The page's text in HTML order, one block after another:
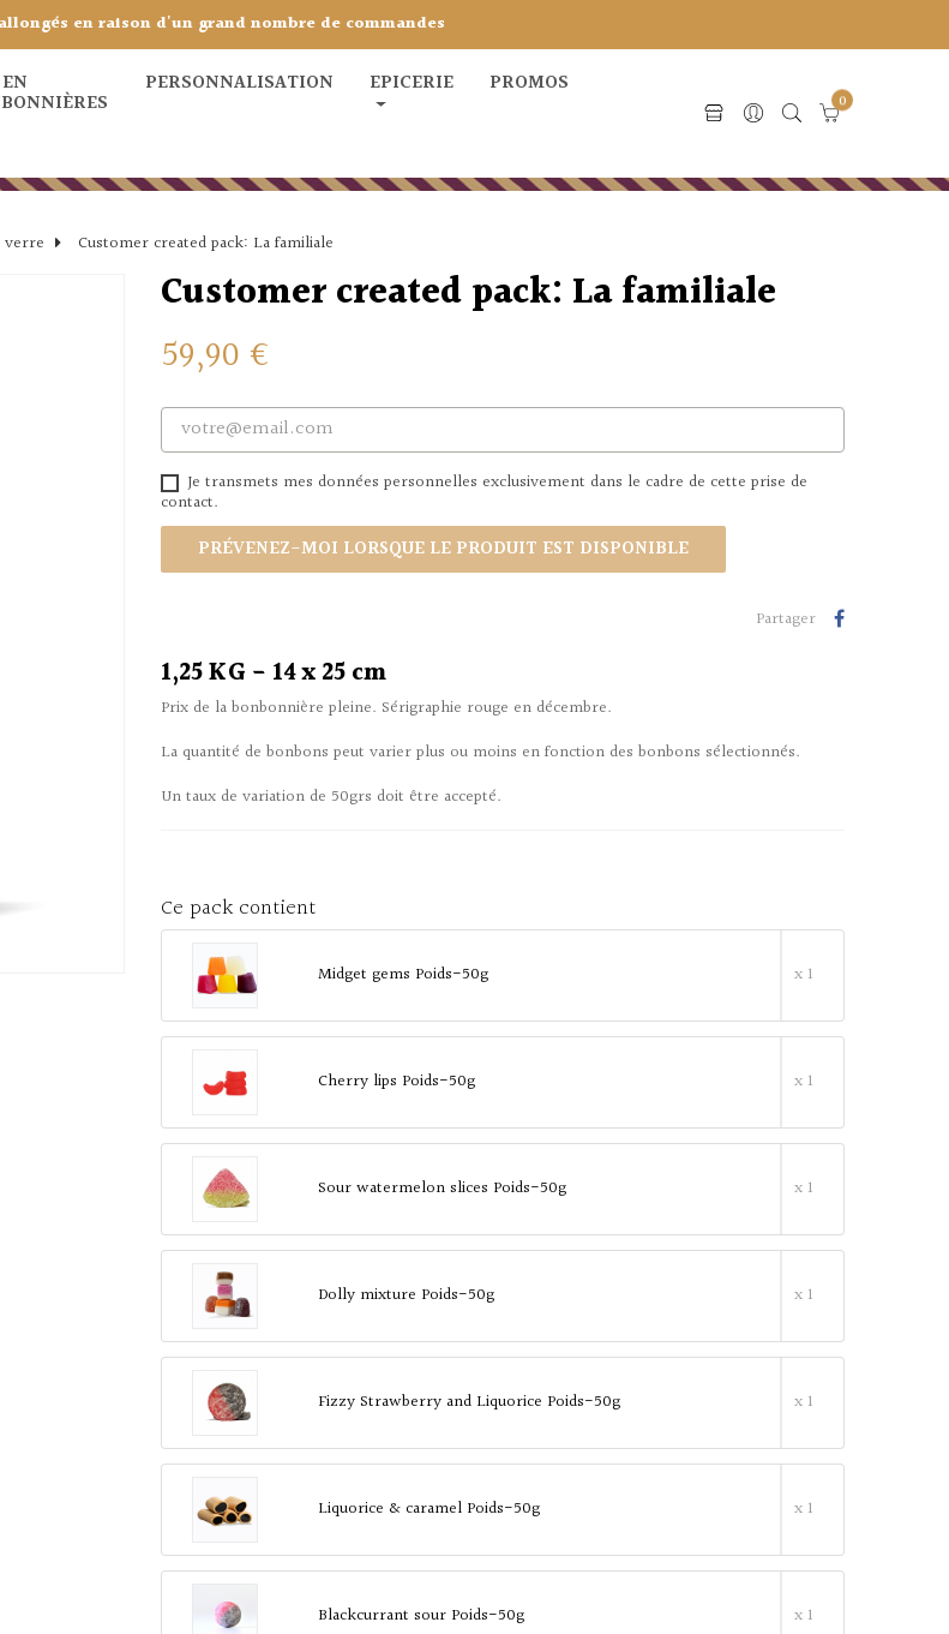
en raison d'un grand nombre de commandes
PERSONNALISATION EPICERIE PROMOS
0
verre Customer created pack: La familiale
Customer created pack: La familiale
59,90 €
Je transmets mes données personnelles exclusivement dans le cadre de cette prise de
contact.
PRÉVENEZ-MOI LORSQUE LE PRODUIT EST DISPONIBLE
Partager
1,25 KG - 14 x 25 cm
Prix de la bonbonnière pleine. Sérigraphie rouge en décembre.
La quantité de bonbons peut varier plus ou moins en fonction des bonbons sélectionnés.
Un taux de variation de 50grs doit être accepté.
Ce pack contient
Midget gems Poids-50g x 1
Cherry lips Poids-50g x 1
Sour watermelon slices Poids-50g x 1
Dolly mixture Poids-50g x 1
Fizzy Strawberry and Liquorice Poids-50g x 1
Liquorice & caramel Poids-50g x 1
Blackcurrant sour Poids-50g x 1